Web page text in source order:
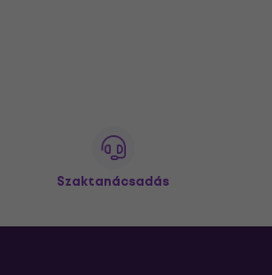
Szaktanácsadás